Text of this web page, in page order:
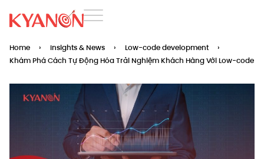
Home › Insights & News › Low-code development
›
Khám Phá Cách Tự Động Hóa Trải Nghiệm Khách Hàng Với Low-code